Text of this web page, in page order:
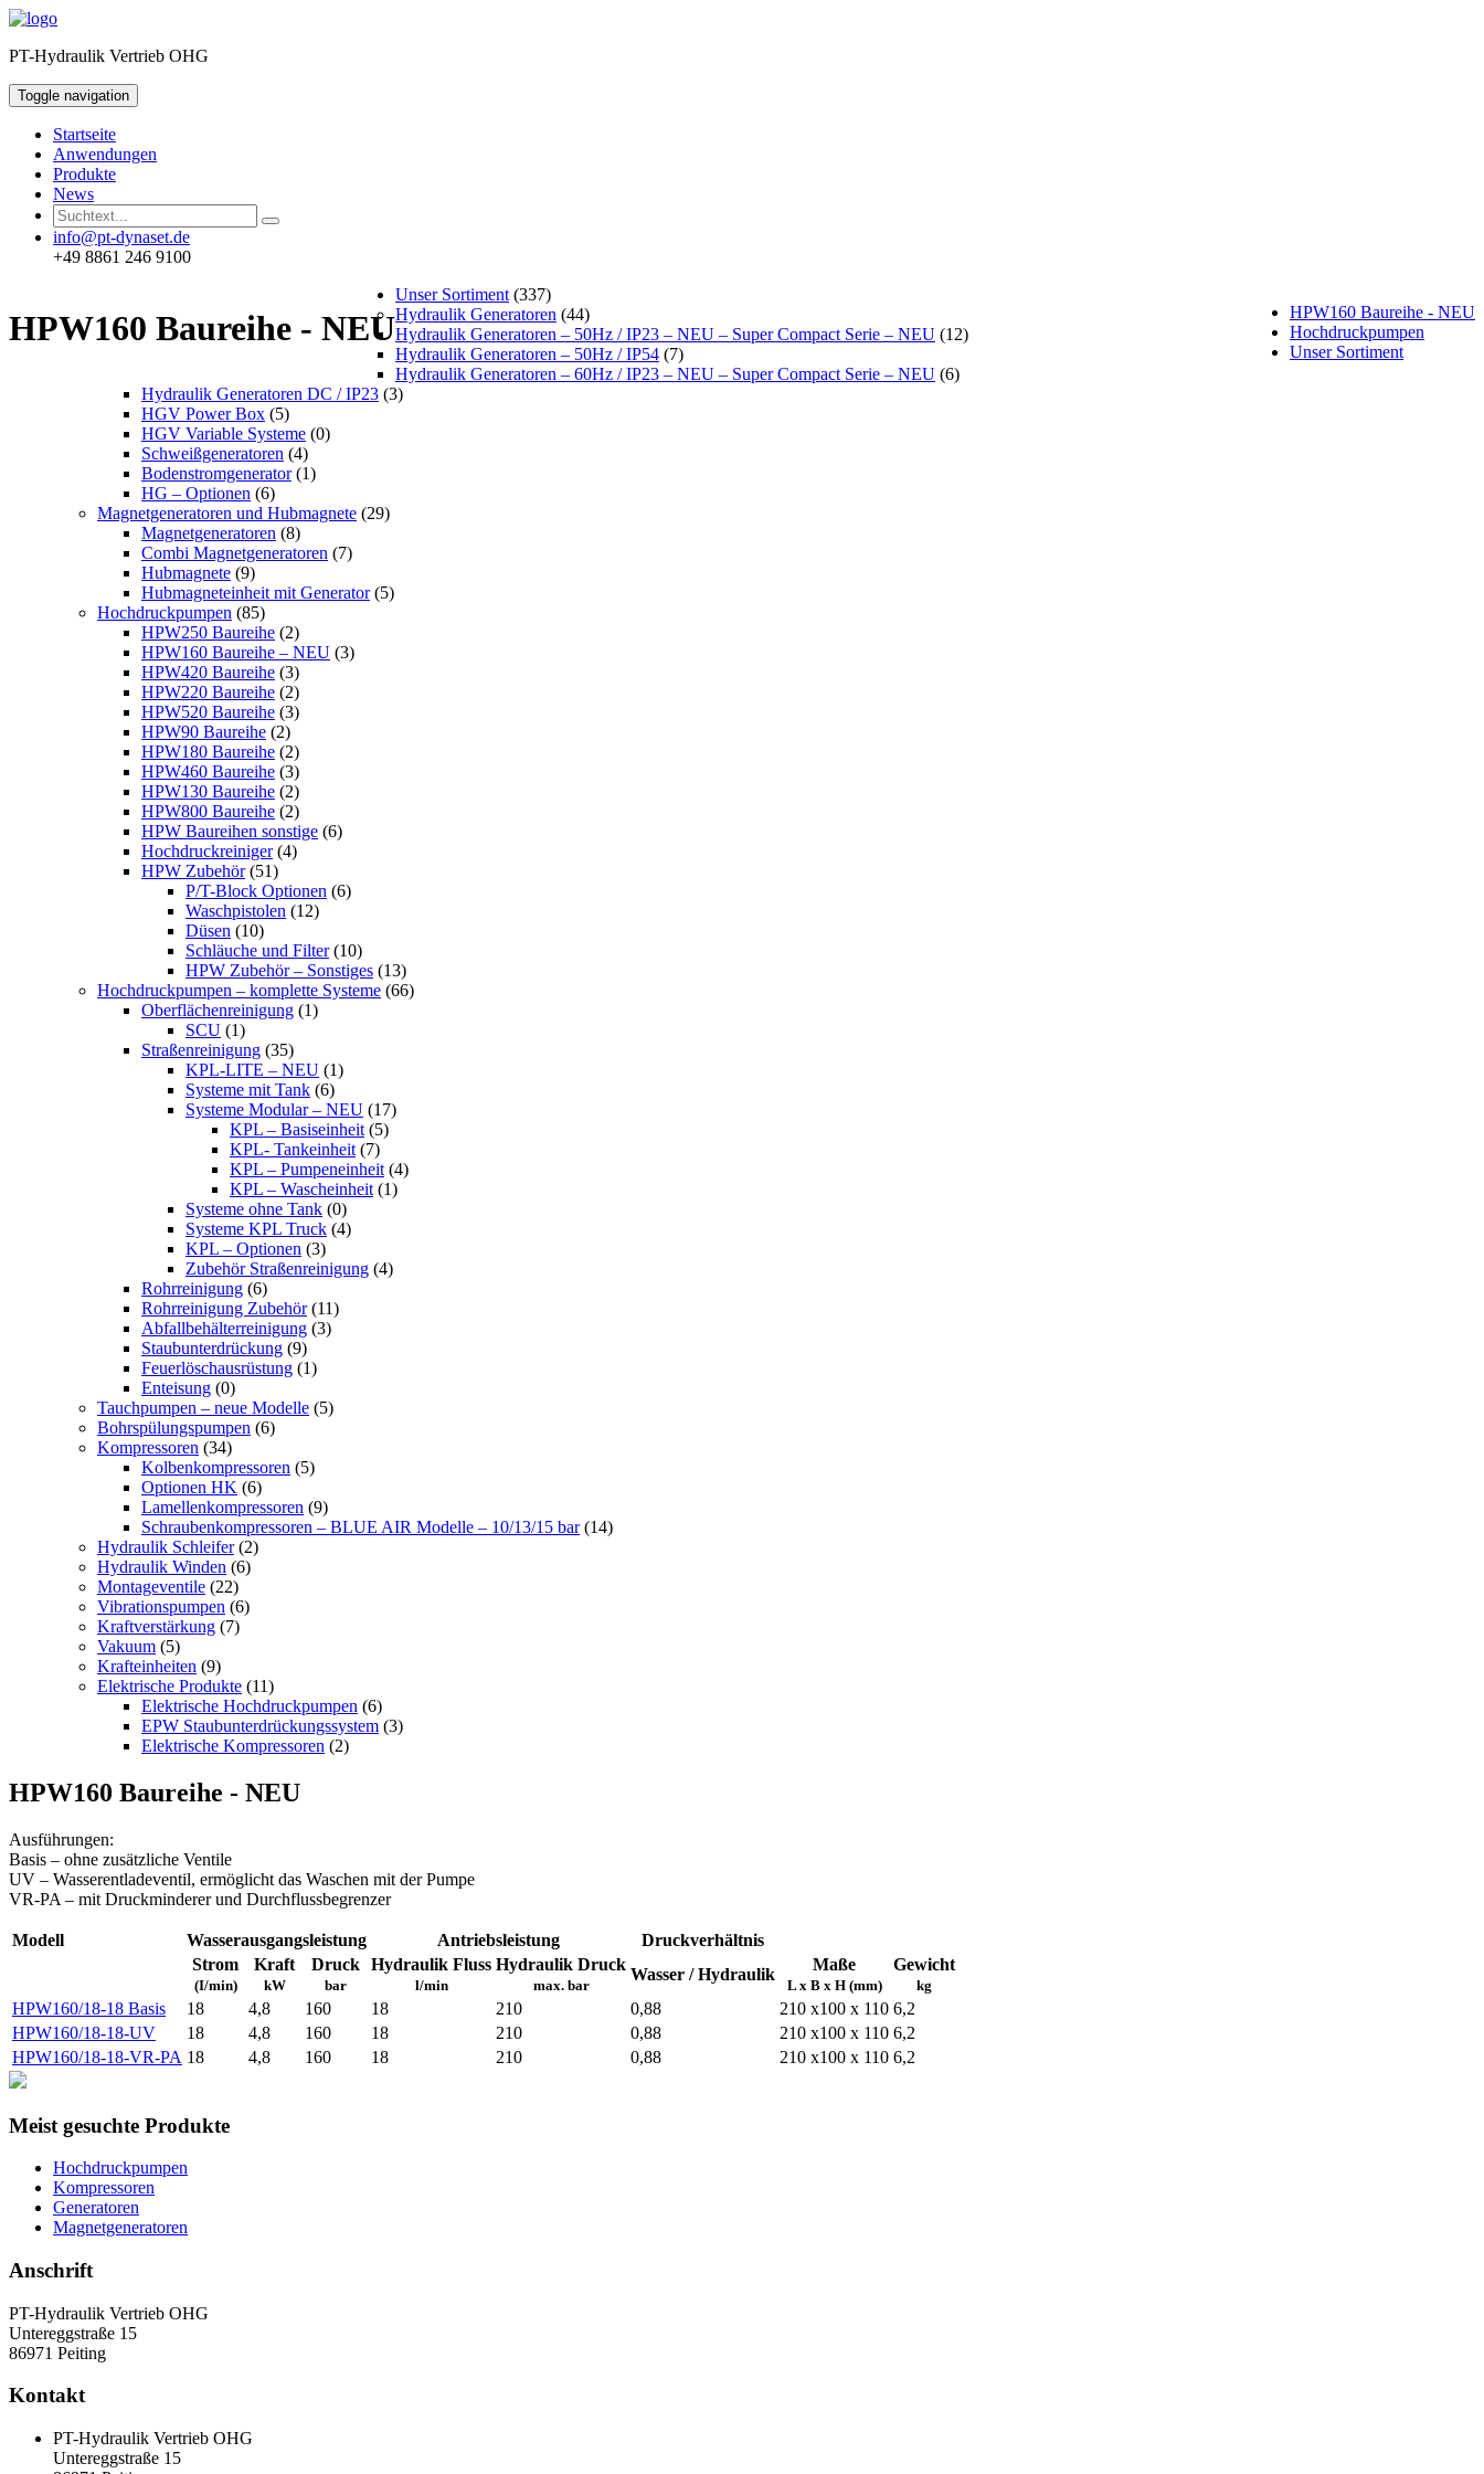
PT-Hydraulik Vertrieb OHG
Toggle navigation
Startseite
Anwendungen
Produkte
News
info@pt-dynaset.de
+49 8861 246 9100
HPW160 Baureihe - NEU
HPW160 Baureihe - NEU
Hochdruckpumpen
Unser Sortiment
Unser Sortiment (337)
Hydraulik Generatoren (44)
Hydraulik Generatoren – 50Hz / IP23 – NEU – Super Compact Serie – NEU (12)
Hydraulik Generatoren – 50Hz / IP54 (7)
Hydraulik Generatoren – 60Hz / IP23 – NEU – Super Compact Serie – NEU (6)
Hydraulik Generatoren DC / IP23 (3)
HGV Power Box (5)
HGV Variable Systeme (0)
Schweißgeneratoren (4)
Bodenstromgenerator(1)
HG – Optionen (6)
Magnetgeneratoren und Hubmagnete (29)
Magnetgeneratoren (8)
Combi Magnetgeneratoren (7)
Hubmagnete (9)
Hubmagneteinheit mit Generator(5)
Hochdruckpumpen (85)
HPW250 Baureihe (2)
HPW160 Baureihe – NEU (3)
HPW420 Baureihe (3)
HPW220 Baureihe (2)
HPW520 Baureihe (3)
HPW90 Baureihe (2)
HPW180 Baureihe (2)
HPW460 Baureihe (3)
HPW130 Baureihe (2)
HPW800 Baureihe (2)
HPW Baureihen sonstige (6)
Hochdruckreiniger(4)
HPW Zubehör(51)
P/T-Block Optionen (6)
Waschpistolen (12)
Düsen (10)
Schläuche und Filter(10)
HPW Zubehör – Sonstiges (13)
Hochdruckpumpen – komplette Systeme (66)
Oberflächenreinigung (1)
SCU (1)
Straßenreinigung (35)
KPL-LITE – NEU (1)
Systeme mit Tank (6)
Systeme Modular – NEU (17)
KPL – Basiseinheit (5)
KPL- Tankeinheit (7)
KPL – Pumpeneinheit (4)
KPL – Wascheinheit (1)
Systeme ohne Tank (0)
Systeme KPL Truck (4)
KPL – Optionen (3)
Zubehör Straßenreinigung (4)
Rohrreinigung (6)
Rohrreinigung Zubehör(11)
Abfallbehälterreinigung (3)
Staubunterdrückung (9)
Feuerlöschausrüstung (1)
Enteisung (0)
Tauchpumpen – neue Modelle (5)
Bohrspülungspumpen (6)
Kompressoren (34)
Kolbenkompressoren (5)
Optionen HK (6)
Lamellenkompressoren (9)
Schraubenkompressoren – BLUE AIR Modelle – 10/13/15 bar(14)
Hydraulik Schleifer(2)
Hydraulik Winden (6)
Montageventile (22)
Vibrationspumpen (6)
Kraftverstärkung (7)
Vakuum (5)
Krafteinheiten (9)
Elektrische Produkte (11)
Elektrische Hochdruckpumpen (6)
EPW Staubunterdrückungssystem (3)
Elektrische Kompressoren (2)
HPW160 Baureihe - NEU
Ausführungen:
Basis – ohne zusätzliche Ventile
UV – Wasserentladeventil, ermöglicht das Waschen mit der Pumpe
VR-PA – mit Druckminderer und Durchflussbegrenzer
Modell Wasserausgangsleistung Antriebsleistung
Druckverhältnis
Strom
(I/min)
Kraft
kW
Druck
bar
Hydraulik Fluss
l/min
Hydraulik Druck
max. bar
Wasser / Hydraulik
Maße
L x B x H (mm)
Gewicht
kg
HPW160/18-18 Basis 18 4,8 160 18 210 0,88 210 x100 x 110 6,2
HPW160/18-18-UV
18 4,8 160 18 210 0,88 210 x100 x 110 6,2
HPW160/18-18-VR-PA 18 4,8 160 18 210 0,88 210 x100 x 110 6,2
Meist gesuchte Produkte
Hochdruckpumpen
Kompressoren
Generatoren
Magnetgeneratoren
Anschrift
PT-Hydraulik Vertrieb OHG
Untereggstraße 15
86971 Peiting
Kontakt
PT-Hydraulik Vertrieb OHG
Untereggstraße 15